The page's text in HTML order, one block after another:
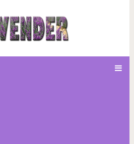
15 снимков, которые
существует